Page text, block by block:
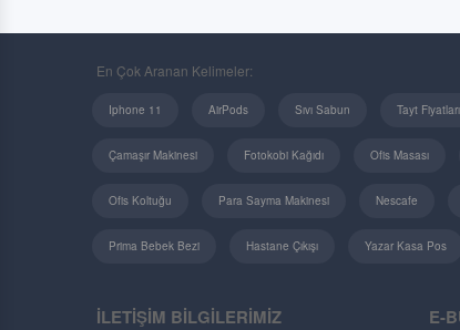
En Çok Aranan Kelimeler:
Iphone 11 AirPods Sıvı Sabun Tayt Fiyatları
Çamaşır Makinesi Fotokobi Kağıdı Ofis Masası
Ofis Koltuğu Para Sayma Makinesi Nescafe
Prima Bebek Bezi Hastane Çıkışı Yazar Kasa Pos
İLETİŞİM BİLGİLERİMİZ E-